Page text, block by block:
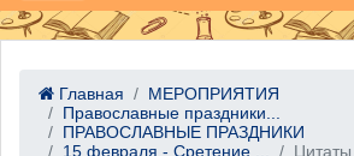
Главная
МЕРОПРИЯТИЯ
Православные праздники...
ПРАВОСЛАВНЫЕ ПРАЗДНИКИ
15 февраля - Сретение ...
Цитаты